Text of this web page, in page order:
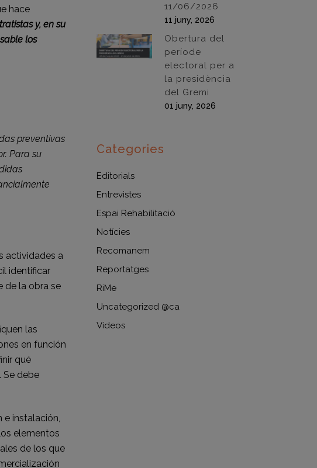
hace
y, en su
los
preventivas
Para su
actividades a
identificar
de la obra se
las
en función
qué
Se debe
instalación,
elementos
de los que
11/06/2026
11 juny, 2026
Obertura del
període
electoral per a
la presidència
del Gremi
01 juny, 2026
Categories
Editorials
Entrevistes
Espai Rehabilitació
Notícies
Recomanem
Reportatges
RiMe
Uncategorized @ca
Vídeos